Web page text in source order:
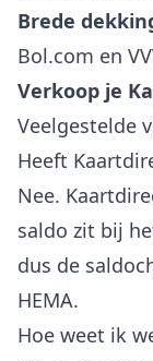
Brede
Bol.com en
Verkoop je
Veelgestelde
Heeft
Nee.
saldo zit bij
dus de
HEMA.
Hoe weet ik